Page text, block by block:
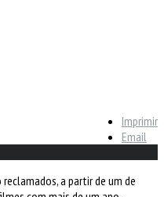
Imprimir
Email
a partir de um de